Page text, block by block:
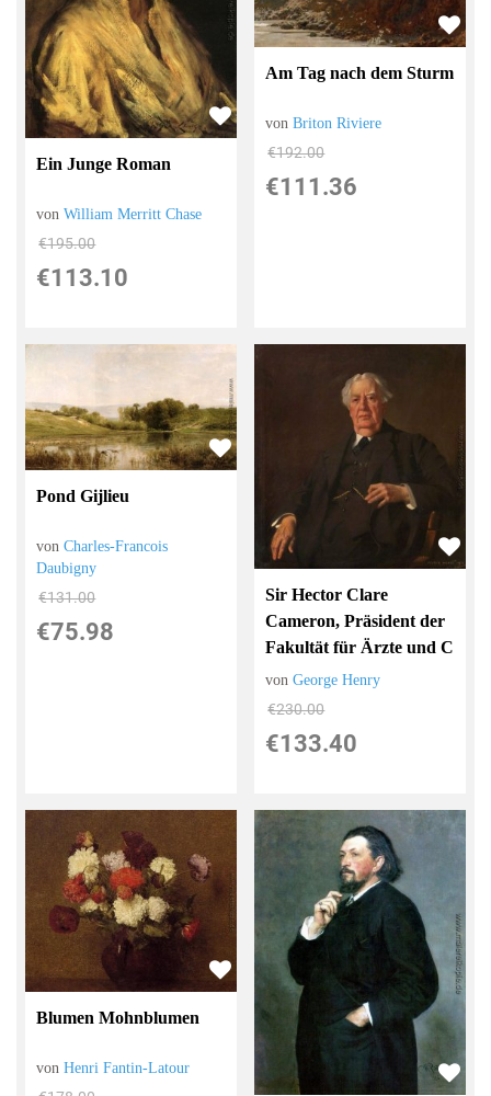
Ein Junge Roman
vonWilliam Merritt Chase
€195.00
€113.10
Am Tag nach dem Sturm
vonBriton Riviere
€192.00
€111.36
Pond Gijlieu
vonCharles-Francois
Daubigny
€131.00
€75.98
Sir Hector Clare
Cameron, Präsident der
Fakultät für Ärzte und C
vonGeorge Henry
€230.00
€133.40
Blumen Mohnblumen
vonHenri Fantin-Latour